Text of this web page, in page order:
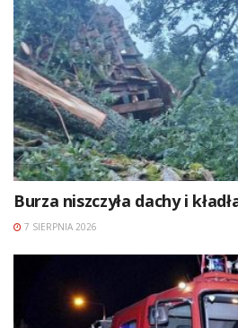
Burza niszczyła dachy i
7 SIERPNIA 2026